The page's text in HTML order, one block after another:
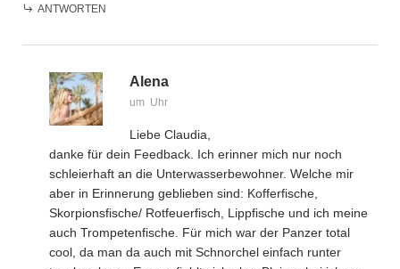
ANTWORTEN
Alena
um Uhr
Liebe Claudia,
danke für dein Feedback. Ich erinner mich nur noch
schleierhaft an die Unterwasserbewohner. Welche mir
aber in Erinnerung geblieben sind: Kofferfische,
Skorpionsfische/ Rotfeuerfisch, Lippfische und ich meine
auch Trompetenfische. Für mich war der Panzer total
cool, da man da auch mit Schnorchel einfach runter